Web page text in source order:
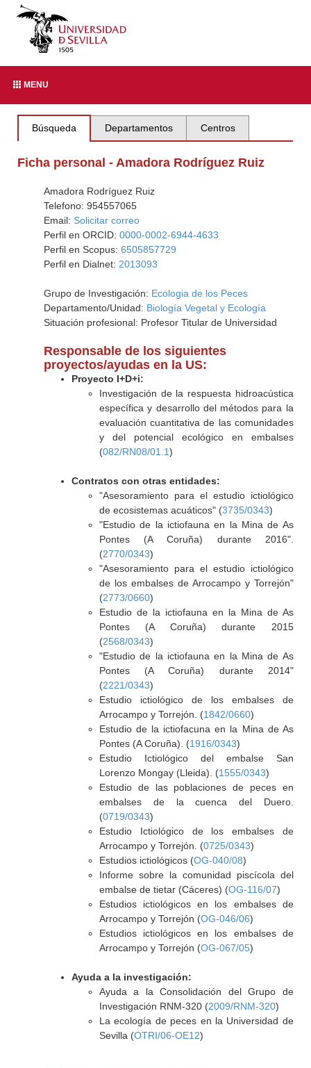
MENU
Búsqueda Departamentos Centros
Ficha personal - Amadora Rodríguez Ruiz
Amadora Rodríguez Ruiz
Telefono: 954557065
Email: Solicitar correo
Perfil en ORCID: 0000-0002-6944-4633
Perfil en Scopus: 6505857729
Perfil en Dialnet: 2013093
Grupo de Investigación: Ecologia de los Peces
Departamento/Unidad: Biología Vegetal y Ecología
Situación profesional: Profesor Titular de Universidad
Responsable de los siguientes
proyectos/ayudas en la US:
Proyecto I+D+i:
Investigación de la respuesta hidroacústica
específica y desarrollo del métodos para la
evaluación cuantitativa de las comunidades
y del potencial ecológico en embalses
(082/RN08/01.1)
Contratos con otras entidades:
"Asesoramiento para el estudio ictiológico
de ecosistemas acuáticos" (3735/0343)
"Estudio de la ictiofauna en la Mina de As
Pontes (A Coruña) durante 2016".
(2770/0343)
"Asesoramiento para el estudio ictiológico
de los embalses de Arrocampo y Torrejón"
(2773/0660)
Estudio de la ictiofauna en la Mina de As
Pontes (A Coruña) durante 2015
(2568/0343)
"Estudio de la ictiofauna en la Mina de As
Pontes (A Coruña) durante 2014"
(2221/0343)
Estudio ictiológico de los embalses de
Arrocampo y Torrejón. (1842/0660)
Estudio de la ictiofacuna en la Mina de As
Pontes (A Coruña). (1916/0343)
Estudio Ictiológico del embalse San
Lorenzo Mongay (Lleida). (1555/0343)
Estudio de las poblaciones de peces en
embalses de la cuenca del Duero.
(0719/0343)
Estudio Ictiológico de los embalses de
Arrocampo y Torrejón. (0725/0343)
Estudios ictiológicos (OG-040/08)
Informe sobre la comunidad piscícola del
embalse de tietar (Cáceres) (OG-116/07)
Estudios ictiológicos en los embalses de
Arrocampo y Torrejón (OG-046/06)
Estudios ictiológicos en los embalses de
Arrocampo y Torrejón (OG-067/05)
Ayuda a la investigación:
Ayuda a la Consolidación del Grupo de
Investigación RNM-320 (2009/RNM-320)
La ecología de peces en la Universidad de
Sevilla (OTRI/06-OE12)